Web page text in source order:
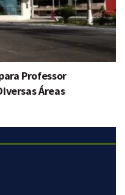
Professor
Áreas